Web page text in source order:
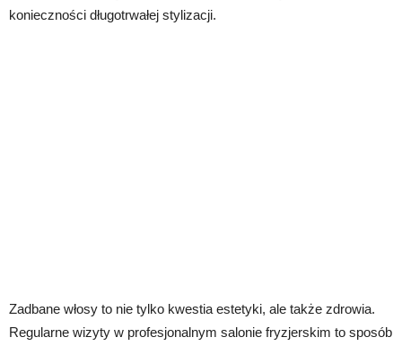
konieczności długotrwałej stylizacji.
Zadbane włosy to nie tylko kwestia estetyki, ale także zdrowia.
Regularne wizyty w profesjonalnym salonie fryzjerskim to sposób